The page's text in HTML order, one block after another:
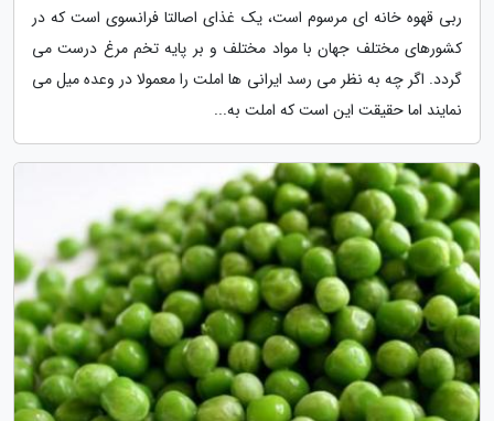
ربی قهوه خانه ای مرسوم است، یک غذای اصالتا فرانسوی است که در
کشورهای مختلف جهان با مواد مختلف و بر پایه تخم مرغ درست می
گردد. اگر چه به نظر می رسد ایرانی ها املت را معمولا در وعده میل می
نمایند اما حقیقت این است که املت به...